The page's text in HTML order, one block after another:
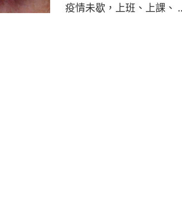
疫情未歇，上班、上課、